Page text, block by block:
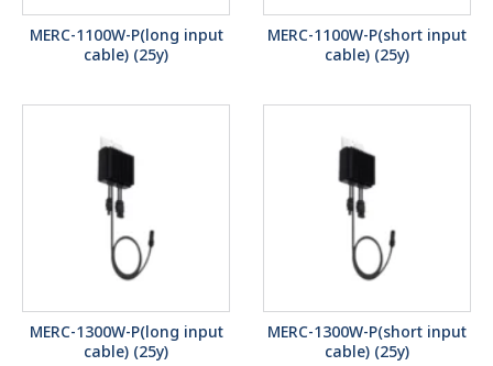
MERC-1100W-P(long input
cable) (25y)
MERC-1100W-P(short input
cable) (25y)
MERC-1300W-P(long input
cable) (25y)
MERC-1300W-P(short input
cable) (25y)